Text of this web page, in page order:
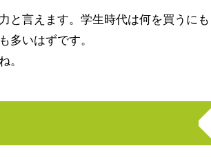
と言えます。学生時代は何を買うにも
多いはずです。
。